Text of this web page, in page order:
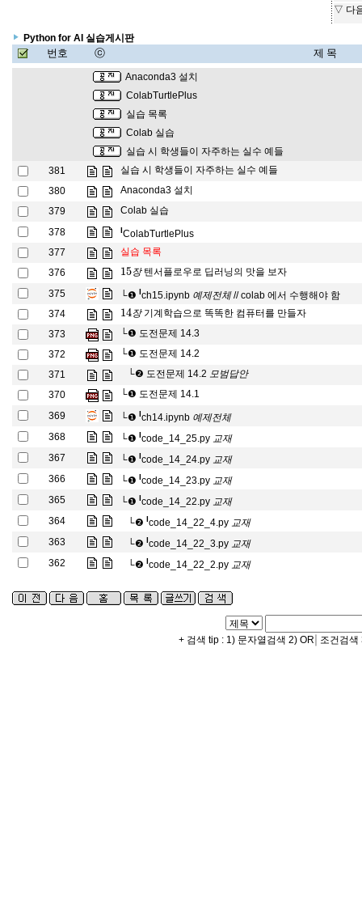
▽ 다
Python for AI 실습게시판
번호 ⓒ 제 목
Anaconda3 설치
ColabTurtlePlus
실습 목록
Colab 실습
실습 시 학생들이 자주하는 실수 예들
381
실습 시 학생들이 자주하는 실수 예들
380
Anaconda3 설치
379
Colab 실습
378
lColabTurtlePlus
377
실습 목록
376
15 장텐서플로우로 딥러닝의 맛을 보자
375
└❶ lch15.ipynb 예 제 전체// colab 에서 수행해야 함
374
14 장기계학습으로 똑똑한 컴퓨터를 만들자
373
└❶ 도전문제 14.3
372
└❶ 도전문제 14.2
371
└❷ 도전문제 14.2 범답안
370 └❶ 도전문제 14.1
369
└❶ lch14.ipynb 예 제 전체
368 └❶ lcode_14_25.py 재
367 └❶ lcode_14_24.py 재
366 └❶ lcode_14_23.py 재
365 └❶ lcode_14_22.py 재
364 └❷ lcode_14_22_4.py 재
363 └❷ lcode_14_22_3.py 재
362 └❷ lcode_14_22_2.py 재
+ 검색 tip : 1) 문자열검색 2) OR| 조건검색